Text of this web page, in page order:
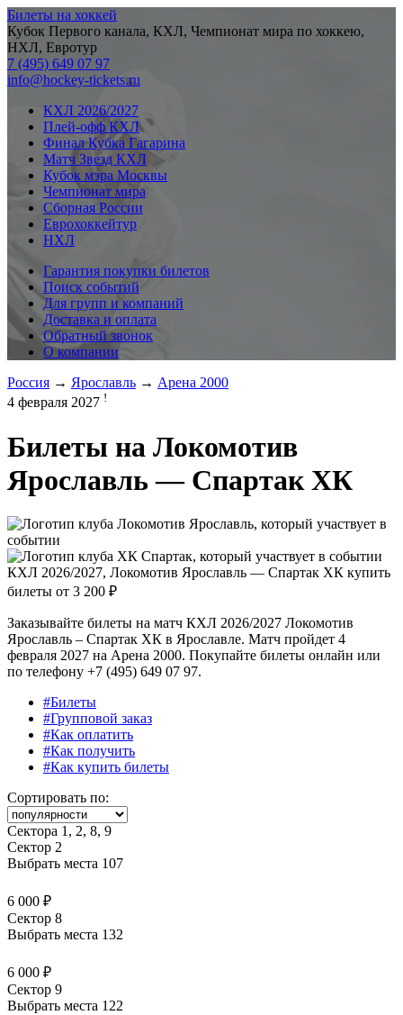
Билеты на хоккей
Кубок Первого канала, КХЛ, Чемпионат мира по хоккею,
НХЛ, Евротур
7 (495) 649 07 97
info@hockey-tickets.ru
КХЛ 2026/2027
Плей-офф КХЛ
Финал Кубка Гагарина
Матч Звезд КХЛ
Кубок мэра Москвы
Чемпионат мира
Сборная России
Еврохоккейтур
НХЛ
Гарантия покупки билетов
Поиск событий
Для групп и компаний
Доставка и оплата
Обратный звонок
О компании
Россия → Ярославль → Арена 2000
4 февраля 2027 !
Билеты на Локомотив
Ярославль — Спартак ХК
КХЛ 2026/2027, Локомотив Ярославль — Спартак ХК купить
билеты от 3 200 ₽
Заказывайте билеты на матч КХЛ 2026/2027 Локомотив
Ярославль – Спартак ХК в Ярославле. Матч пройдет 4
февраля 2027 на Арена 2000. Покупайте билеты онлайн или
по телефону +7 (495) 649 07 97.
#Билеты
#Групповой заказ
#Как оплатить
#Как получить
#Как купить билеты
Сортировать по:
Сектора 1, 2, 8, 9
Сектор 2
Выбрать места 107
6 000 ₽
Сектор 8
Выбрать места 132
6 000 ₽
Сектор 9
Выбрать места 122